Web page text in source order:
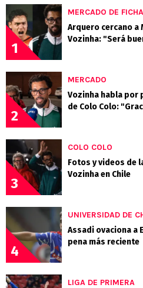
1
MERCADO DE
Arquero cercano a
Vozinha: "Será
2
MERCADO
Vozinha habla por
de Colo Colo:
3
COLO COLO
Fotos y videos de
Vozinha en Chile
4
UNIVERSIDAD DE
Assadi ovaciona a
pena más reciente
LIGA DE PRIMERA